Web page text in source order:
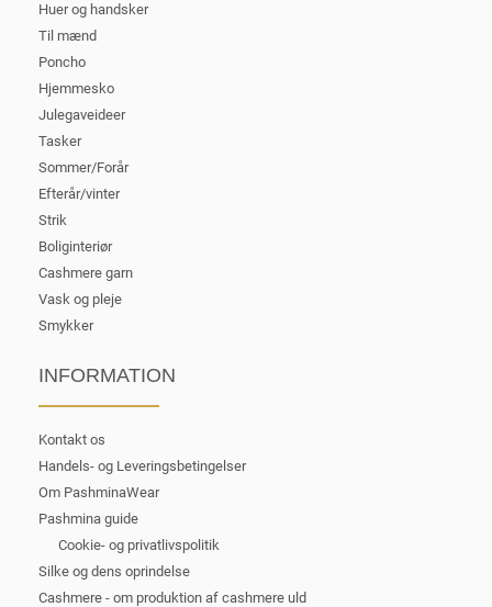
Huer og handsker
Til mænd
Poncho
Hjemmesko
Julegaveideer
Tasker
Sommer/Forår
Efterår/vinter
Strik
Boliginteriør
Cashmere garn
Vask og pleje
Smykker
INFORMATION
Kontakt os
Handels- og Leveringsbetingelser
Om PashminaWear
Pashmina guide
Cookie- og privatlivspolitik
Silke og dens oprindelse
Cashmere - om produktion af cashmere uld